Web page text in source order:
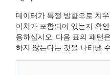
데이터가 특정 방향으로 치
이치가 포함되어 있는지 확
용하십시오. 다음 표의 패턴
하지 않는다는 것을 나타낼